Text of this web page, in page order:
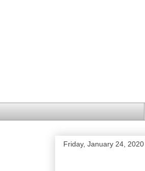
Friday, January 24, 2020